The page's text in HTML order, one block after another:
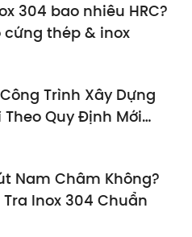
304 bao nhiêu HRC?
cứng thép & inox
Trình Xây Dựng
Theo Quy Định Mới
Nam Châm Không?
Inox 304 Chuẩn